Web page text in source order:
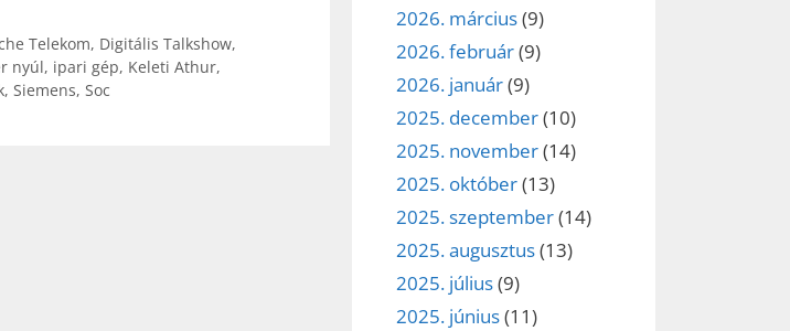
Telekom, Digitális Talkshow,
nyúl, ipari gép, Keleti Athur,
, Siemens, Soc
2026. március(9)
2026. február(9)
2026. január(9)
2025. december(10)
2025. november(14)
2025. október(13)
2025. szeptember(14)
2025. augusztus(13)
2025. július(9)
2025. június(11)